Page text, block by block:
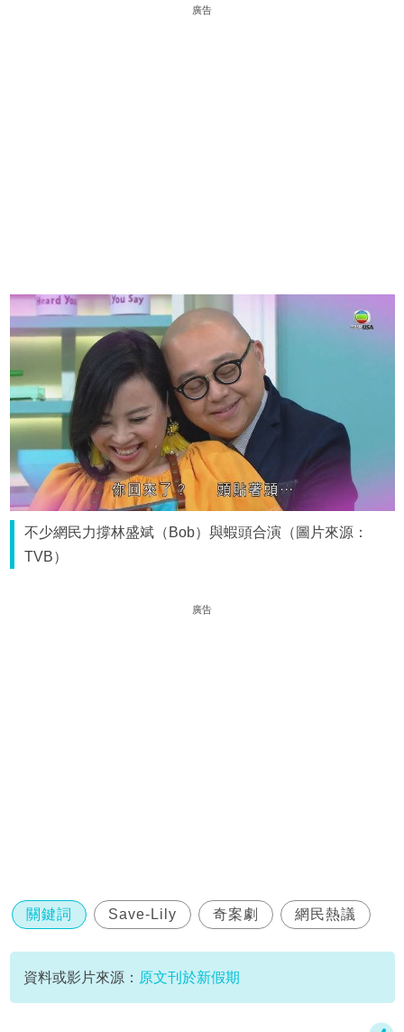
廣告
不少網民力撐林盛斌（Bob）與蝦頭合演（圖片來源：
TVB）
廣告
關鍵詞 Save-Lily 奇案劇 網民熱議
資料或影片來源： 原文刊於新假期